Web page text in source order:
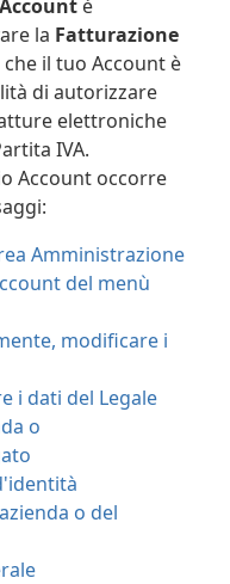
è
la Fatturazione
il tuo Account è
di autorizzare
elettroniche
IVA.
Account occorre
Amministrazione
del menù
modificare i
i dati del Legale
o
o del